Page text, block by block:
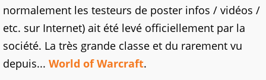
normalement les testeurs de poster infos / vidéos /
etc. sur Internet) ait été levé officiellement par la
société. La très grande classe et du rarement vu
depuis... World of Warcraft.